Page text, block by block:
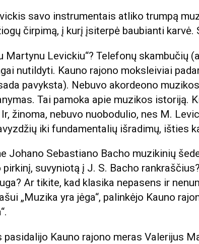
savo instrumentais atliko trumpą
čirpimą, į kurį įsiterpė baubianti karvė.
Martynu Levickiu“? Telefonų skambučių
nutildyti. Kauno rajono moksleiviai
pavyksta). Nebuvo akordeono
Tai pamoka apie muzikos istoriją.
žinoma, nebuvo nuobodulio, nes M.
iki fundamentalių išradimų, išties
Johano Sebastiano Bacho muzikinių
suvyniotą į J. S. Bacho
Ar tikite, kad klasika nepasens ir
„Muzika yra jėga“, palinkėjo Kauno
pasidalijo Kauno rajono meras Valerijus